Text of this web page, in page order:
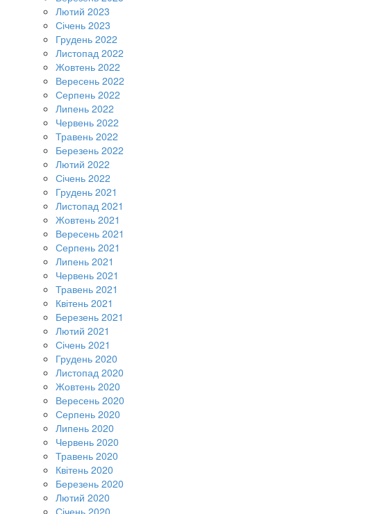
Лютий 2023
Січень 2023
Грудень 2022
Листопад 2022
Жовтень 2022
Вересень 2022
Серпень 2022
Липень 2022
Червень 2022
Травень 2022
Березень 2022
Лютий 2022
Січень 2022
Грудень 2021
Листопад 2021
Жовтень 2021
Вересень 2021
Серпень 2021
Липень 2021
Червень 2021
Травень 2021
Квітень 2021
Березень 2021
Лютий 2021
Січень 2021
Грудень 2020
Листопад 2020
Жовтень 2020
Вересень 2020
Серпень 2020
Липень 2020
Червень 2020
Травень 2020
Квітень 2020
Березень 2020
Лютий 2020
Січень 2020